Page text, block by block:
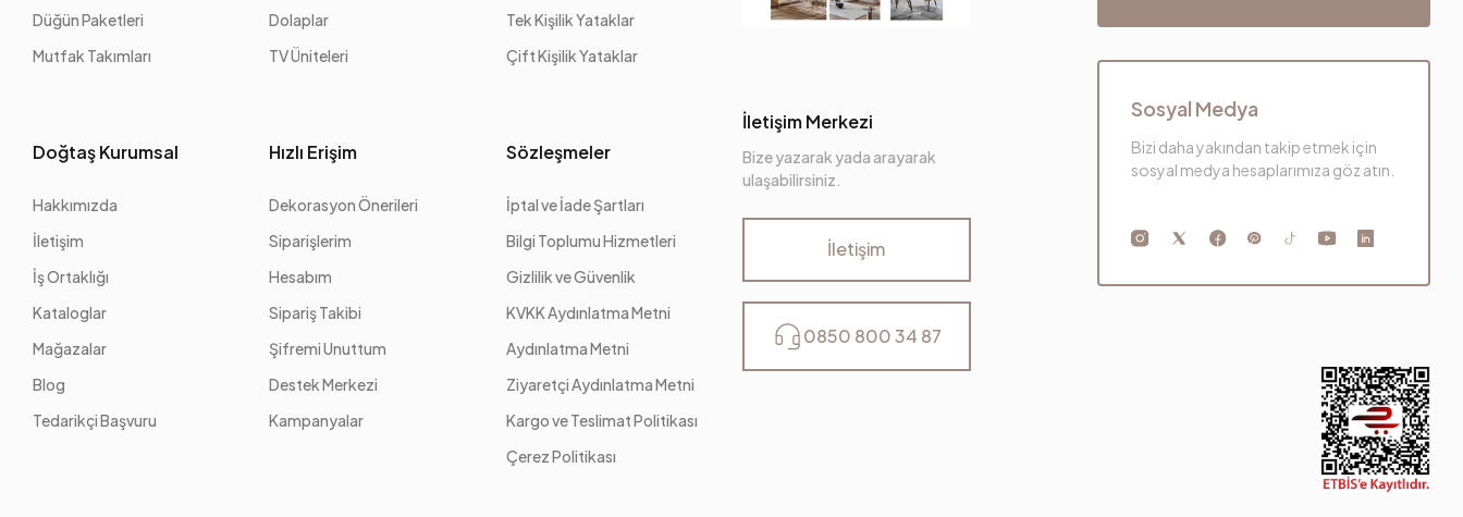
Düğün Paketleri
Mutfak Takımları
Dolaplar
TV Üniteleri
Tek Kişilik Yataklar
Çift Kişilik Yataklar
Doğtaş Kurumsal
Hakkımızda
İletişim
İş Ortaklığı
Kataloglar
Mağazalar
Blog
Tedarikçi Başvuru
Hızlı Erişim
Dekorasyon Önerileri
Siparişlerim
Hesabım
Sipariş Takibi
Şifremi Unuttum
Destek Merkezi
Kampanyalar
Sözleşmeler
İptal ve İade Şartları
Bilgi Toplumu Hizmetleri
Gizlilik ve Güvenlik
KVKK Aydınlatma Metni
Aydınlatma Metni
Ziyaretçi Aydınlatma Metni
Kargo ve Teslimat Politikası
Çerez Politikası
İletişim Merkezi
Bize yazarak yada arayarak
ulaşabilirsiniz.
İletişim
0850 800 34 87
Sosyal Medya
Bizi daha yakından takip etmek için
sosyal medya hesaplarımıza göz atın.